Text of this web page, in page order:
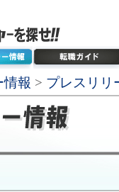
情報 > プレスリリ